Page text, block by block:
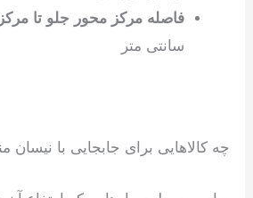
فاصله مرکز محور جلو تا
سانتی متر
چه کالاهایی برای جابجایی با